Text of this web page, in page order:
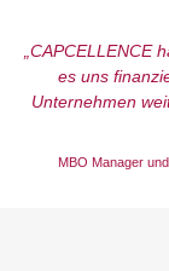
„CAPCELLENCE
es uns
Unternehmen
MBO Manager